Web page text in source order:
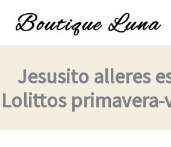
Jesusito alleres
Lolittos primavera-